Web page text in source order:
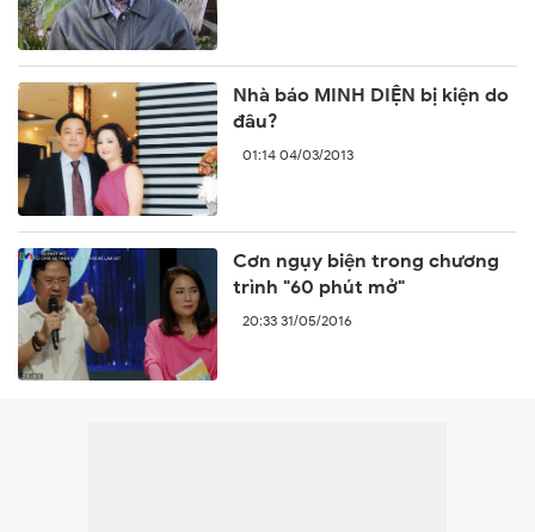
Nhà báo MINH DIỆN bị kiện do
đâu?
01:14 04/03/2013
Cơn ngụy biện trong chương
trình "60 phút mở"
20:33 31/05/2016